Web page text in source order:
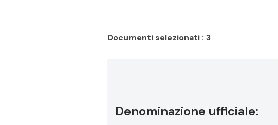
Documenti selezionati : 3
Denominazione ufficiale: